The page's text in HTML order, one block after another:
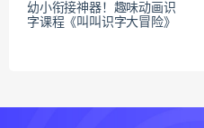
幼小衔接神器！趣味动画识
字课程《叫叫识字大冒险》